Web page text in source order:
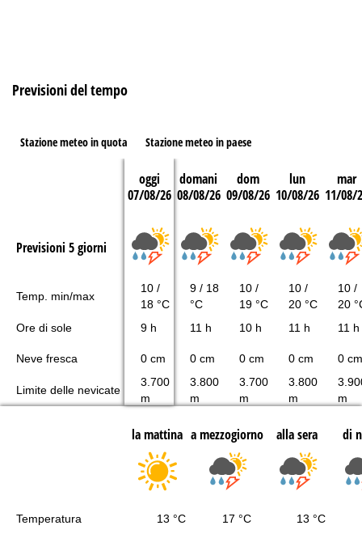
Previsioni del tempo
Stazione meteo in quota Stazione meteo in paese
oggi
07/08/26
domani
08/08/26
dom
09/08/26
lun
10/08/26
mar
11/08/
Previsioni 5 giorni
Temp. min/max
10 /
18 °C
9 / 18
°C
10 /
19 °C
10 /
20 °C
10 /
20
Ore di sole
9 h 11 h 10 h 11 h 11 h
Neve fresca 0 cm 0 cm 0 cm 0 cm 0 cm
Limite delle nevicate
3.700
m
3.800
m
3.700
m
3.800
m
m
la mattina a mezzogiorno alla sera di
Temperatura 13 °C 17 °C 13 °C